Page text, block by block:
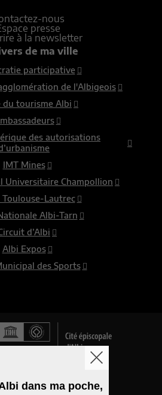
nous
presse
à la newsletter
de ma ville
participative
de l'Albigeois
du tourisme Albi
des autorisations
IMT Mines
Universitaire Champollion
Toulouse-Lautrec
Albi-Tarn
d’Albi
Albi Expos
des Sports
dans ma poche,